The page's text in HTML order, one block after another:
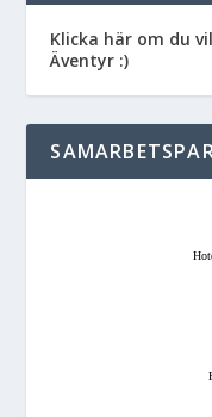
Klicka här om du
Äventyr :)